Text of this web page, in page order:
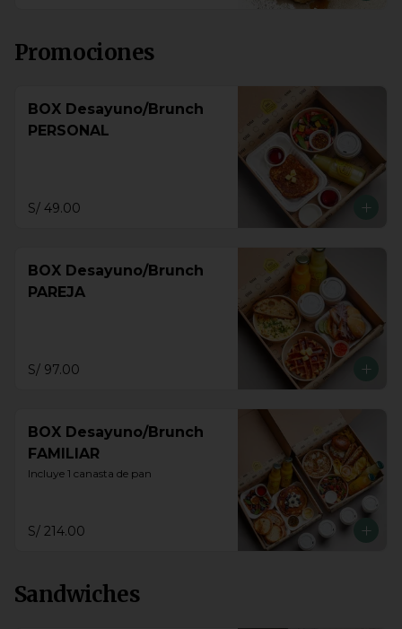
Promociones
BOX Desayuno/Brunch
PERSONAL
S/ 49.00
BOX Desayuno/Brunch
PAREJA
S/ 97.00
BOX Desayuno/Brunch
FAMILIAR
Incluye 1 canasta de pan
S/ 214.00
Sandwiches